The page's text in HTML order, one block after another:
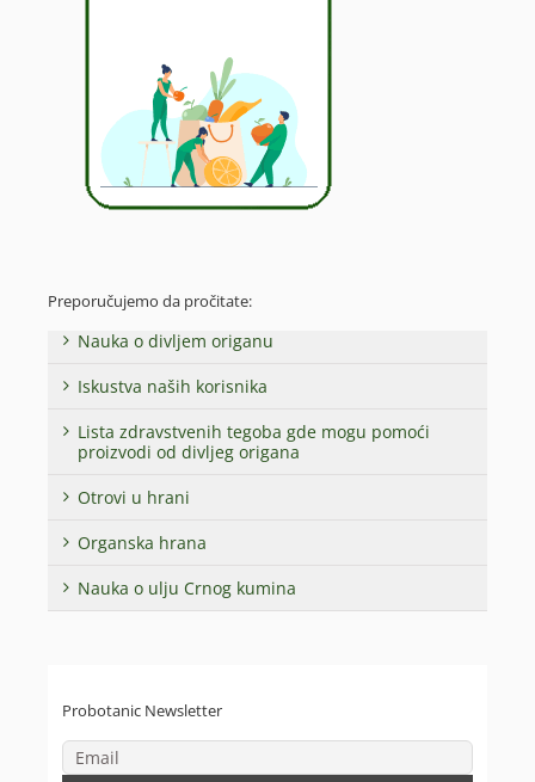
Preporučujemo da pročitate:
Nauka o divljem origanu
Iskustva naših korisnika
Lista zdravstvenih tegoba gde mogu pomoći
proizvodi od divljeg origana
Otrovi u hrani
Organska hrana
Nauka o ulju Crnog kumina
Probotanic Newsletter